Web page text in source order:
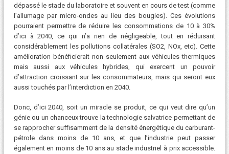
dépassé le stade du laboratoire et souvent en cours de test (comme
l’allumage par micro-ondes au lieu des bougies). Ces évolutions
pourraient permettre de réduire les consommations de 10 à 30%
d’ici à 2040, ce qui n’a rien de négligeable, tout en réduisant
considérablement les pollutions collatérales (SO2, NOx, etc). Cette
amélioration bénéficierait non seulement aux véhicules thermiques
mais aussi aux véhicules hybrides, qui exercent un pouvoir
d’attraction croissant sur les consommateurs, mais qui seront eux
aussi touchés par l’interdiction en 2040.
Donc, d’ici 2040, soit un miracle se produit, ce qui veut dire qu’un
génie ou un chanceux trouve la technologie salvatrice permettant de
se rapprocher suffisamment de la densité énergétique du carburant-
pétrole dans moins de 10 ans, et que l’industrie peut passer
également en moins de 10 ans au stade industriel à prix accessible.